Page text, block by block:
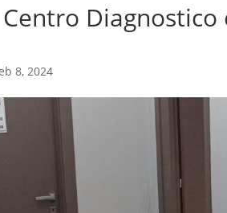
Diagnostico
8, 2024